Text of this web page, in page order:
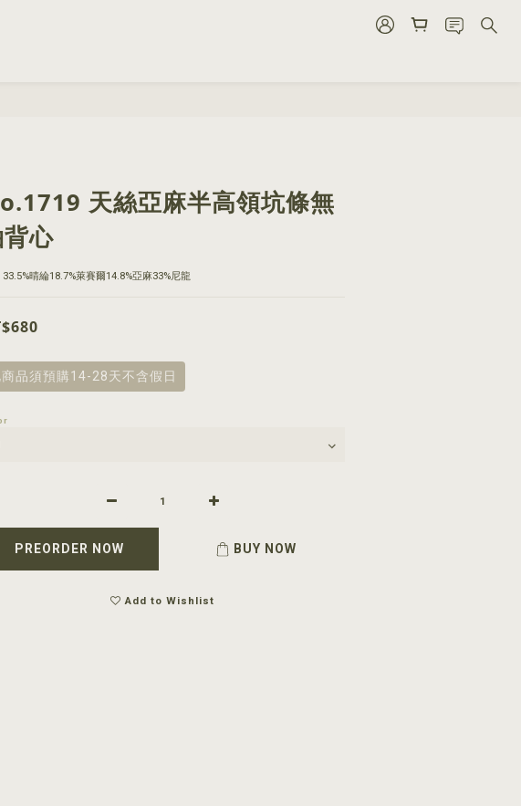
天絲亞麻半高領坑條無
心
晴綸18.7%萊賽爾14.8%亞麻33%尼龍
商品須預購14-28天不含假日
PREORDER NOW BUY NOW
Add to Wishlist